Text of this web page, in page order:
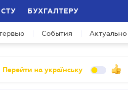
БУХГАЛТЕРУ
События Актуально
Перейти на українську